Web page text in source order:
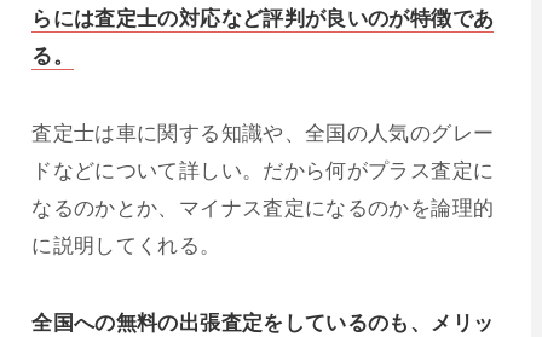
らには査定士の対応など評判が良いのが特徴であ
る。
査定士は車に関する知識や、全国の人気のグレー
ドなどについて詳しい。だから何がプラス査定に
なるのかとか、マイナス査定になるのかを論理的
に説明してくれる。
全国への無料の出張査定をしているのも、メリッ